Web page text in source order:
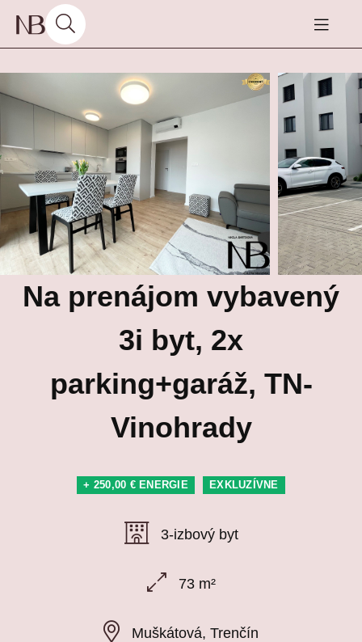
Na prenájom vybavený
3i byt, 2x
parking+garáž, TN-
Vinohrady
+ 250,00 € ENERGIE EXKLUZÍVNE
3-izbový byt
73 m²
Muškátová, Trenčín